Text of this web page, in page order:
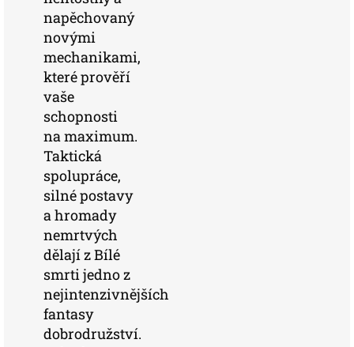
napěchovaný
novými
mechanikami,
které prověří
vaše
schopnosti
na maximum.
Taktická
spolupráce,
silné postavy
a hromady
nemrtvých
dělají z Bílé
smrti jedno z
nejintenzivnějších
fantasy
dobrodružství.